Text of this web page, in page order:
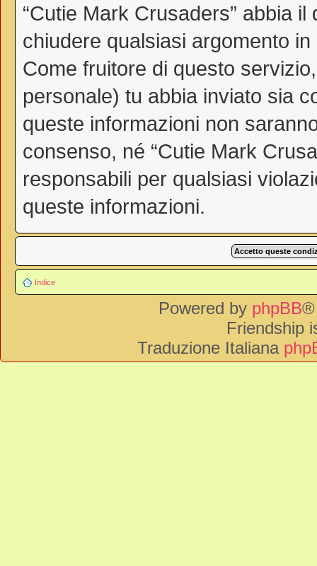
“Cutie Mark Crusaders” abbia
chiudere qualsiasi argomento
Come fruitore di questo
personale) tu abbia inviato sia
queste informazioni non
consenso, né “Cutie Mark
responsabili per qualsiasi
queste informazioni.
Indice
Powered by phpBB®
Friendship
Traduzione Italiana